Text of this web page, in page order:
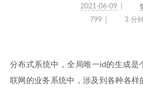
2021-06-09
799
3 分
分布式系统中，全局唯一id的生成是
联网的业务系统中，涉及到各种各样